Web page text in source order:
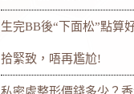
生完BB後“下面松”點算
拾緊致，唔再尷尬!